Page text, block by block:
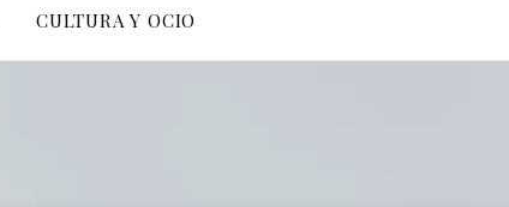
CULTURA Y OCIO